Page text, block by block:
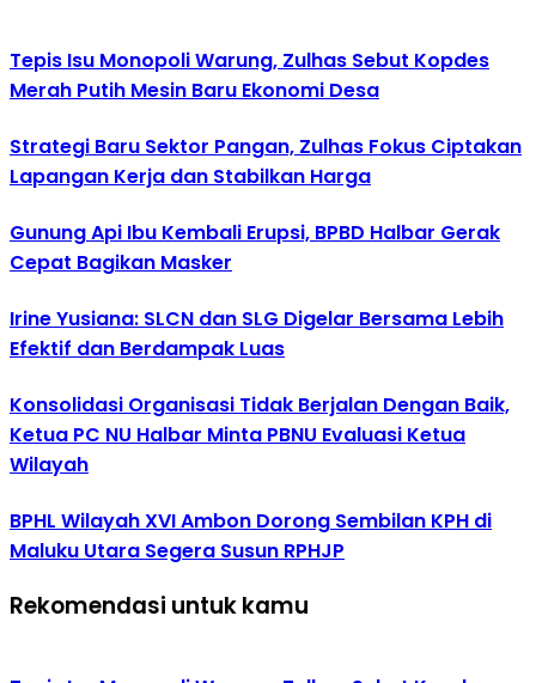
Tepis Isu Monopoli Warung, Zulhas Sebut Kopdes
Merah Putih Mesin Baru Ekonomi Desa
Strategi Baru Sektor Pangan, Zulhas Fokus Ciptakan
Lapangan Kerja dan Stabilkan Harga
Gunung Api Ibu Kembali Erupsi, BPBD Halbar Gerak
Cepat Bagikan Masker
Irine Yusiana: SLCN dan SLG Digelar Bersama Lebih
Efektif dan Berdampak Luas
Konsolidasi Organisasi Tidak Berjalan Dengan Baik,
Ketua PC NU Halbar Minta PBNU Evaluasi Ketua
Wilayah
BPHL Wilayah XVI Ambon Dorong Sembilan KPH di
Maluku Utara Segera Susun RPHJP
Rekomendasi untuk kamu